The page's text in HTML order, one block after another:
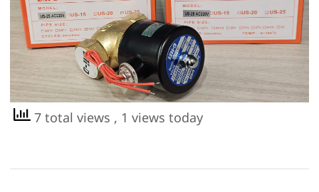
7 total views , 1 views today